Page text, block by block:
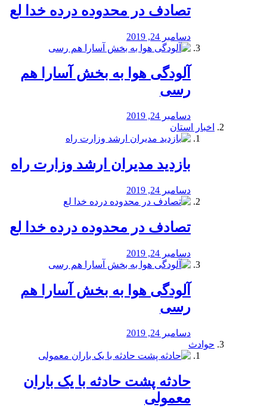
تصادف در محدوده درده خدا لع
دسامبر 24, 2019
آلودگی هوا به بخش آسارا هم
رسی
دسامبر 24, 2019
اخبار استان
بازدید مدیران ارشد وزارت راه
دسامبر 24, 2019
تصادف در محدوده درده خدا لع
دسامبر 24, 2019
آلودگی هوا به بخش آسارا هم
رسی
دسامبر 24, 2019
حوادث
️حادثه پشت حادثه با یک باران
معمولی